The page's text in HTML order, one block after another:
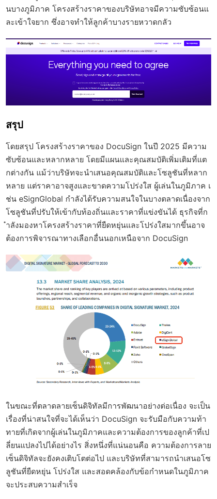
นบางภูมิภาค โครงสร้างราคาของบริษัทอาจมีความซับซ้อนแ
ละเข้าใจยาก ซึ่งอาจทำให้ลูกค้าบางรายหวาดกลัว
สรุป
โดยสรุป โครงสร้างราคาของ DocuSign ในปี 2025 มีความ
ซับซ้อนและหลากหลาย โดยมีแผนและคุณสมบัติเพิ่มเติมที่แต
กต่างกัน แม้ว่าบริษัทจะนำเสนอคุณสมบัติและโซลูชันที่หลาก
หลาย แต่ราคาอาจสูงและขาดความโปร่งใส ผู้เล่นในภูมิภาค เ
ช่น eSignGlobal กำลังได้รับความสนใจในบางตลาดเนื่องจาก
โซลูชันที่ปรับให้เข้ากับท้องถิ่นและราคาที่แข่งขันได้ ธุรกิจที่ก
ำลังมองหาโครงสร้างราคาที่ยืดหยุ่นและโปร่งใสมากขึ้นอาจ
ต้องการพิจารณาทางเลือกอื่นนอกเหนือจาก DocuSign
ในขณะที่ตลาดลายเซ็นดิจิทัลมีการพัฒนาอย่างต่อเนื่อง จะเป็น
เรื่องที่น่าสนใจที่จะได้เห็นว่า DocuSign จะรับมือกับความท้า
ทายที่เกิดจากผู้เล่นในภูมิภาคและความต้องการของลูกค้าที่เป
ลี่ยนแปลงไปได้อย่างไร สิ่งหนึ่งที่แน่นอนคือ ความต้องการลาย
เซ็นดิจิทัลจะยังคงเติบโตต่อไป และบริษัทที่สามารถนำเสนอโซ
ลูชันที่ยืดหยุ่น โปร่งใส และสอดคล้องกับข้อกำหนดในภูมิภาค
จะประสบความสำเร็จ